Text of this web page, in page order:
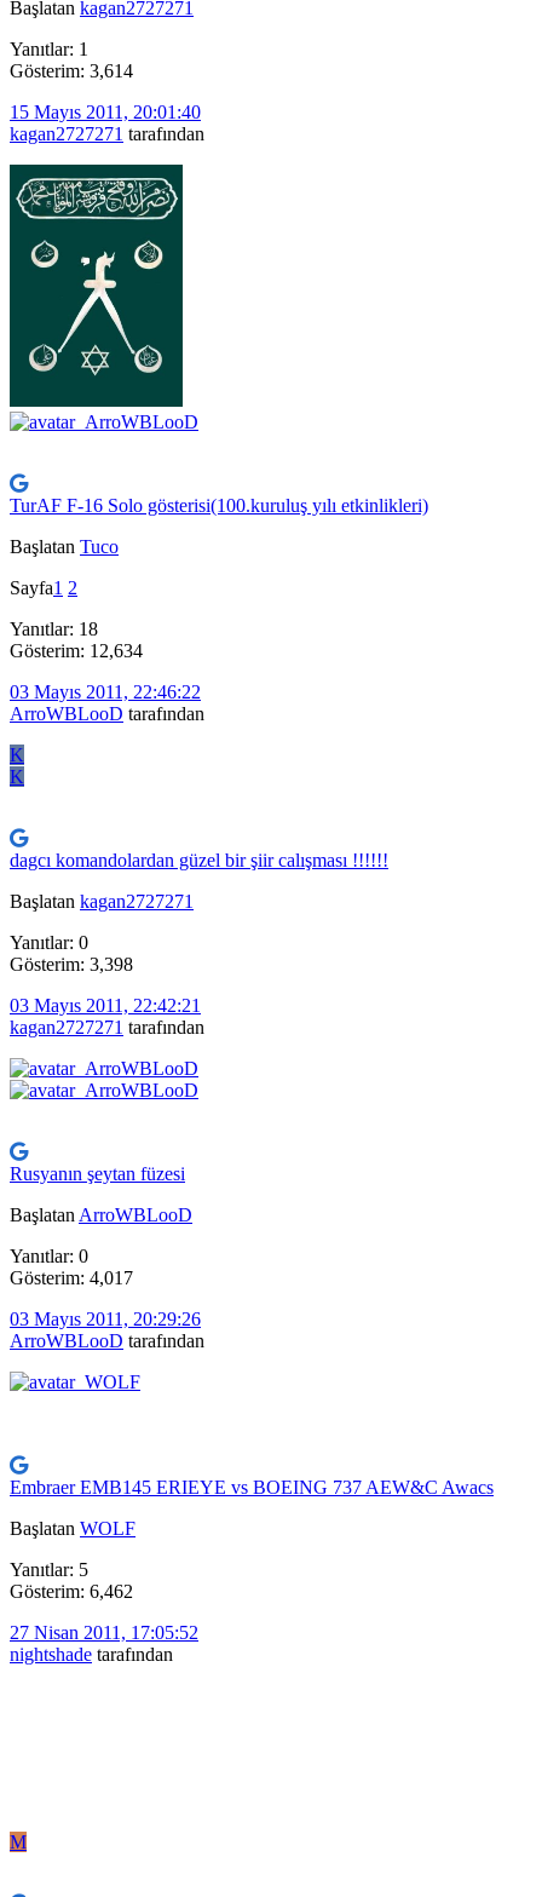
Başlatan kagan2727271
Yanıtlar: 1
Gösterim: 3,614
15 Mayıs 2011, 20:01:40
kagan2727271 tarafından
TurAF F-16 Solo gösterisi(100.kuruluş yılı etkinlikleri)
Başlatan Tuco
Sayfa1 2
Yanıtlar: 18
Gösterim: 12,634
03 Mayıs 2011, 22:46:22
ArroWBLooD tarafından
K
K
dagcı komandolardan güzel bir şiir calışması !!!!!!
Başlatan kagan2727271
Yanıtlar: 0
Gösterim: 3,398
03 Mayıs 2011, 22:42:21
kagan2727271 tarafından
Rusyanın şeytan füzesi
Başlatan ArroWBLooD
Yanıtlar: 0
Gösterim: 4,017
03 Mayıs 2011, 20:29:26
ArroWBLooD tarafından
Embraer EMB145 ERIEYE vs BOEING 737 AEW&C Awacs
Başlatan WOLF
Yanıtlar: 5
Gösterim: 6,462
27 Nisan 2011, 17:05:52
nightshade tarafından
M